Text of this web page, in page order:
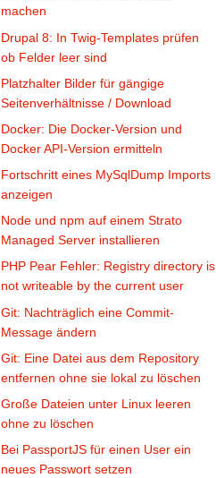
machen
Drupal 8: In Twig-Templates prüfen
ob Felder leer sind
Platzhalter Bilder für gängige
Seitenverhältnisse / Download
Docker: Die Docker-Version und
Docker API-Version ermitteln
Fortschritt eines MySqlDump Imports
anzeigen
Node und npm auf einem Strato
Managed Server installieren
PHP Pear Fehler: Registry directory is
not writeable by the current user
Git: Nachträglich eine Commit-
Message ändern
Git: Eine Datei aus dem Repository
entfernen ohne sie lokal zu löschen
Große Dateien unter Linux leeren
ohne zu löschen
Bei PassportJS für einen User ein
neues Passwort setzen